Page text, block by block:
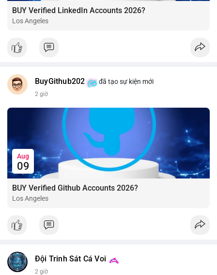
BUY Verified LinkedIn Accounts 2026?
Los Angeles
BuyGithub202 đã tạo sự kiện mới
2 giờ
Aug
09
BUY Verified Github Accounts 2026?
Los Angeles
Đội Trinh Sát Cá Voi
2 giờ